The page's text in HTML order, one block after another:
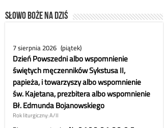
Słowo Boże na dziś